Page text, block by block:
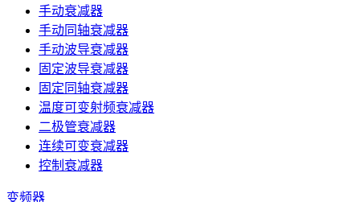
手动衰减器
手动同轴衰减器
手动波导衰减器
固定波导衰减器
固定同轴衰减器
温度可变射频衰减器
二极管衰减器
连续可变衰减器
控制衰减器
变频器